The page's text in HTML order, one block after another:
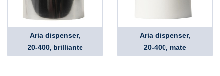
Aria dispenser,
20-400, brilliante
Aria dispenser,
20-400, mate